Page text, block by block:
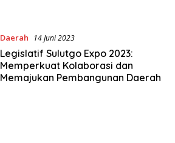
Daerah 14 Juni 2023
Legislatif Sulutgo Expo 2023:
Memperkuat Kolaborasi dan
Memajukan Pembangunan Daerah